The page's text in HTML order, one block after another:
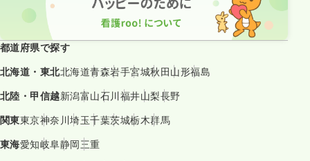
都道府県で探す
北海道・東北北海道青森岩手宮城秋田山形福島
北陸・甲信越新潟富山石川福井山梨長野
関東東京神奈川埼玉千葉茨城栃木群馬
東海愛知岐阜静岡三重